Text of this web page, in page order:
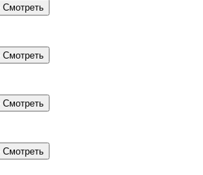
Смотреть
Смотреть
Смотреть
Смотреть